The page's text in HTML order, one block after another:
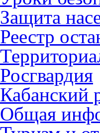
Защита
Реестр
Росгвардия
Кабанский
Общая